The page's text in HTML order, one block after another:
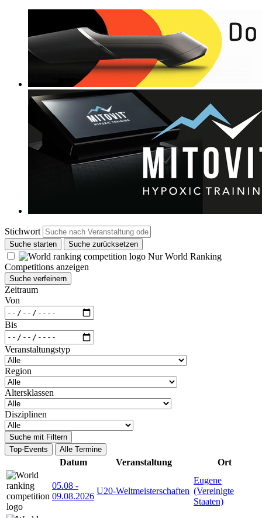
Stichwort
Suche starten Suche zurücksetzen
Nur World Ranking
Competitions anzeigen
Suche verfeinern
Zeitraum
Von
Bis
Veranstaltungstyp
Region
Altersklassen
Disziplinen
Suche mit Filtern
Top-Events
Alle Termine
Datum Veranstaltung Ort
05.08 -
09.08.2026
U20-Weltmeisterschaften
Eugene
(Vereinigte
Staaten)